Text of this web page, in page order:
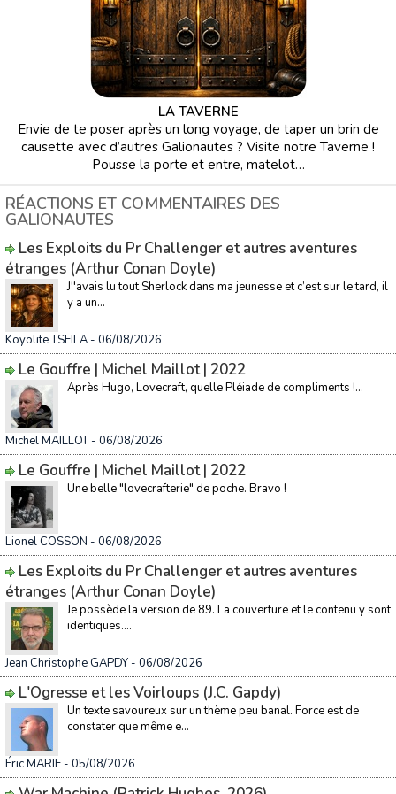
LA TAVERNE
Envie de te poser après un long voyage, de taper un brin de
causette avec d’autres Galionautes ? Visite notre Taverne !
Pousse la porte et entre, matelot…
RÉACTIONS ET COMMENTAIRES DES
GALIONAUTES
Les Exploits du Pr Challenger et autres aventures
étranges (Arthur Conan Doyle)
J''avais lu tout Sherlock dans ma jeunesse et c’est sur le tard, il
y a un...
Koyolite TSEILA - 06/08/2026
Le Gouffre | Michel Maillot | 2022
Après Hugo, Lovecraft, quelle Pléiade de compliments !...
Michel MAILLOT- 06/08/2026
Le Gouffre | Michel Maillot | 2022
Une belle "lovecrafterie" de poche. Bravo !
Lionel COSSON - 06/08/2026
Les Exploits du Pr Challenger et autres aventures
étranges (Arthur Conan Doyle)
Je possède la version de 89. La couverture et le contenu y sont
identiques....
Jean Christophe GAPDY - 06/08/2026
L'Ogresse et les Voirloups (J.C. Gapdy)
Un texte savoureux sur un thème peu banal. Force est de
constater que même e...
Éric MARIE - 05/08/2026